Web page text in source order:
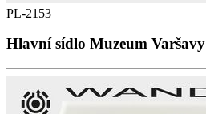
PL-2153
Hlavní sídlo Muzeum Varšavy